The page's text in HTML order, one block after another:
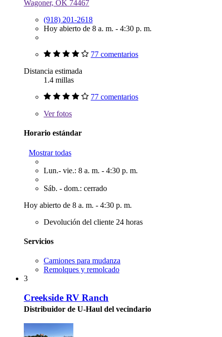
Wagoner, OK 74467
(918) 201-2618
Hoy abierto de 8 a. m. - 4:30 p. m.
77 comentarios
Distancia estimada
1.4 millas
77 comentarios
Verfotos
Horario estándar
Mostrar todas
Lun.- vie.: 8 a. m. - 4:30 p. m.
Sáb. - dom.: cerrado
Hoy abierto de 8 a. m. - 4:30 p. m.
Devolución del cliente 24 horas
Servicios
Camiones para mudanza
Remolques y remolcado
3
Creekside RV Ranch
Distribuidor de U-Haul del vecindario